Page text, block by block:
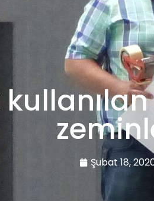
Şubat 18,